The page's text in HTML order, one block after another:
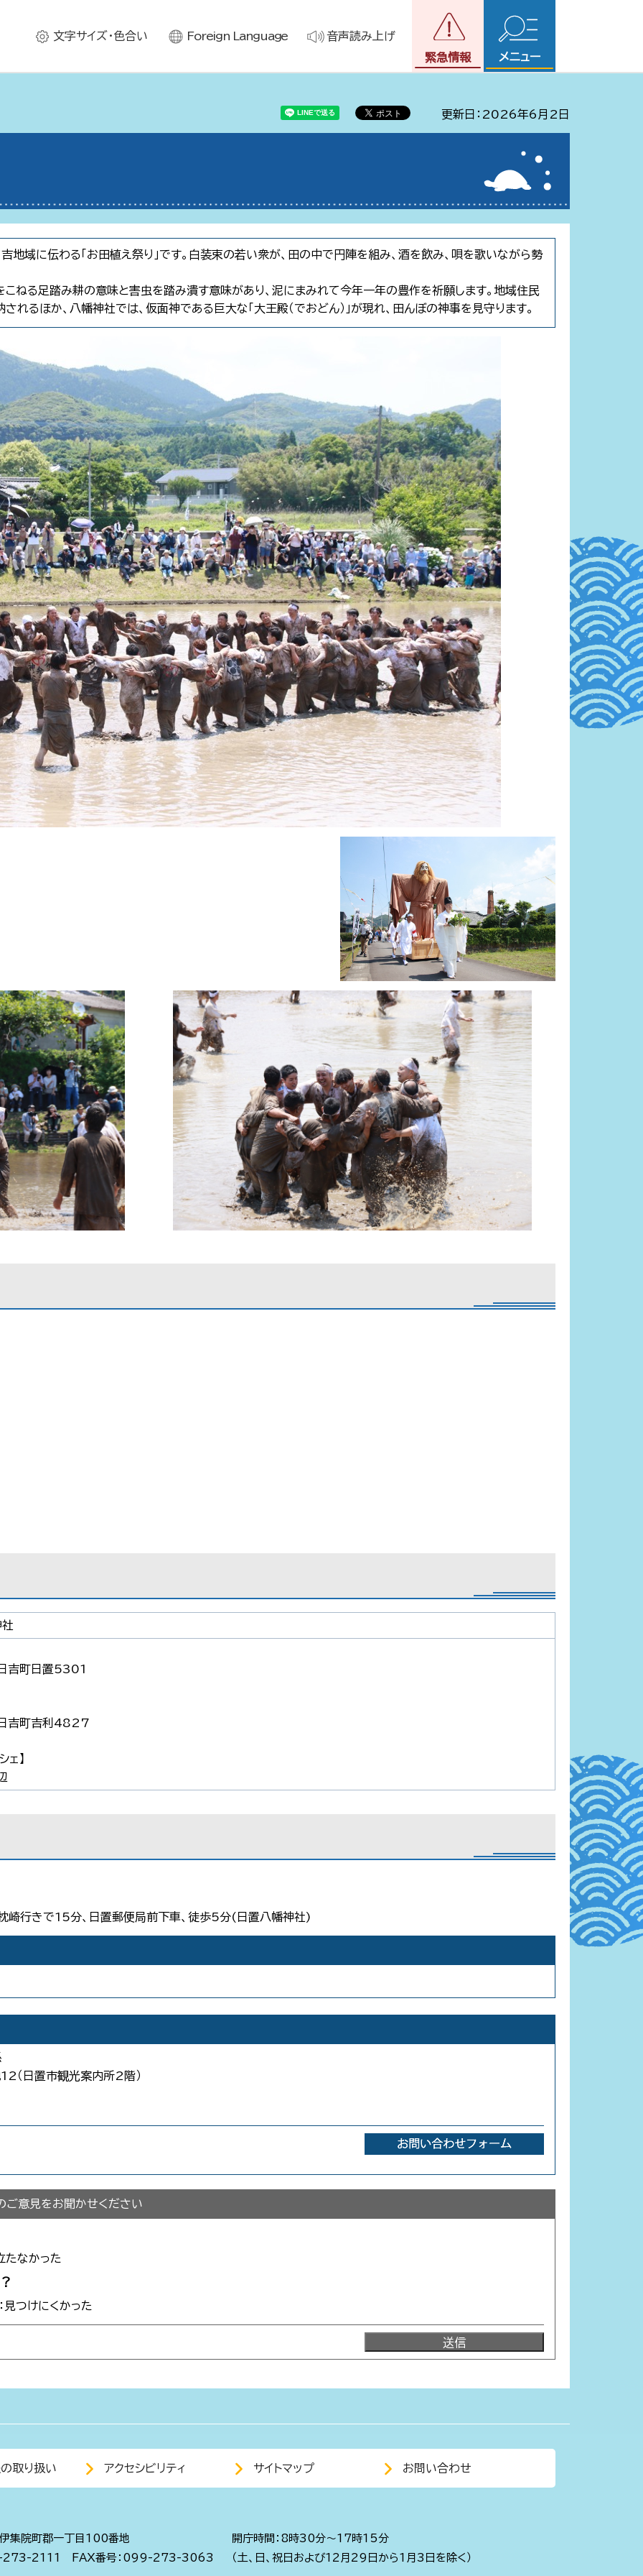
文字サイズ・色合い Foreign Language
音声読み上げ
緊急情報
メニュー
更新日：2026年6月2日
域に伝わる「お田植え祭り」です。白装束の若い衆が、田の中で円陣を組み、酒を飲み、唄を歌いながら勢
をこねる足踏み耕の意味と害虫を踏み潰す意味があり、泥にまみれて今年一年の豊作を祈願します。地域住民
れるほか、八幡神社では、仮面神である巨大な「大王殿（でおどん）」が現れ、田んぼの神事を見守ります。
社
吉町日置5301
吉町吉利4827
ェ】
崎行きで15分、日置郵便局前下車、徒歩5分(日置八幡神社)
日置市観光案内所2階）
ご意見をお聞かせください
たなかった
見つけにくかった
取り扱い アクセシビリティ サイトマップ お問い合わせ
集院町郡一丁目100番地
273-2111
FAX番号：099-273-3063
開庁時間：8時30分～17時15分
（土、日、祝日および12月29日から1月3日を除く）